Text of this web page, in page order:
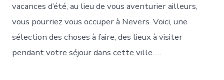
vacances d’été, au lieu de vous aventurier ailleurs,
vous pourriez vous occuper à Nevers. Voici, une
sélection des choses à faire, des lieux à visiter
pendant votre séjour dans cette ville. …